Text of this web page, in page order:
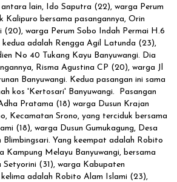
antara lain, Ido Saputra (22), warga Perum
Kalipuro bersama pasangannya, Orin
(20), warga Perum Sobo Indah Permai H.6
kedua adalah Rengga Agil Latunda (23),
No 40 Tukang Kayu Banyuwangi. Dia
Risma Agustina CP (20), warga Jl
Banyuwangi. Kedua pasangan ini sama
kos 'Kertosari' Banyuwangi. Pasangan
Pratama (18) warga Dusun Krajan
Kecamatan Srono, yang terciduk bersama
(18), warga Dusun Gumukagung, Desa
Yang keempat adalah Robito
Kampung Melayu Banyuwangi, bersama
Setyorini (31), warga Kabupaten
kelima adalah Robito Alam Islami (23),